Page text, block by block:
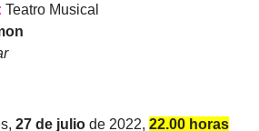
Teatro Musical
27 de julio de 2022, 22.00 horas